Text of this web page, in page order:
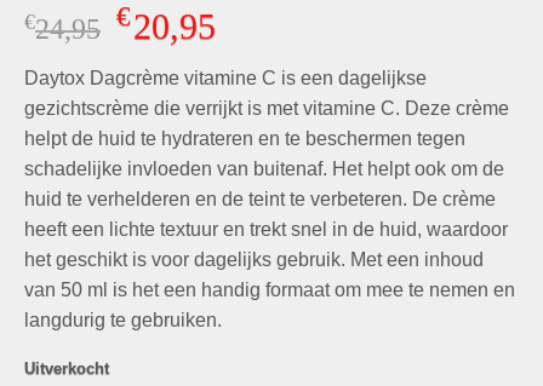
Gewaardeerd
4.67op 5
gebaseerd
waarderingen
€24,95 Oorspronkelijke
was:
€24,95.
€20,95Huidige
is:
€20,95.
Daytox Dagcrème vitamine C is een dagelijkse
gezichtscrème die verrijkt is met vitamine C. Deze crème
helpt de huid te hydrateren en te beschermen tegen
schadelijke invloeden van buitenaf. Het helpt ook om de
huid te verhelderen en de teint te verbeteren. De crème
heeft een lichte textuur en trekt snel in de huid, waardoor
het geschikt is voor dagelijks gebruik. Met een inhoud
van 50 ml is het een handig formaat om mee te nemen en
langdurig te gebruiken.
Uitverkocht